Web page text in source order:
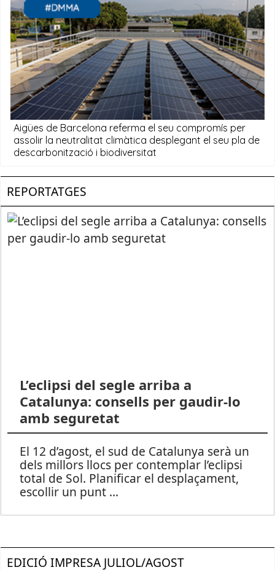
REPORTATGES
L’eclipsi del segle arriba a
Catalunya: consells per gaudir-lo
amb seguretat
El 12 d’agost, el sud de Catalunya serà un
dels millors llocs per contemplar l’eclipsi
total de Sol. Planificar el desplaçament,
escollir un punt ...
EDICIÓ IMPRESA JULIOL/AGOST